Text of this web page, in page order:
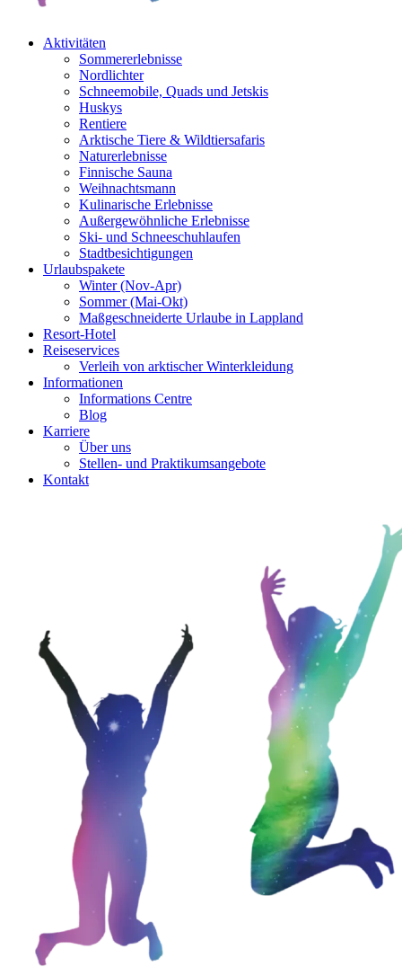
Aktivitäten
Sommererlebnisse
Nordlichter
Schneemobile, Quads und Jetskis
Huskys
Rentiere
Arktische Tiere & Wildtiersafaris
Naturerlebnisse
Finnische Sauna
Weihnachtsmann
Kulinarische Erlebnisse
Au­ßer­gewöhnliche Erlebnisse
Ski- und Schneeschuhlaufen
Stadtbesichtigungen
Urlaubspakete
Winter (Nov-Apr)
Sommer (Mai-Okt)
Maßgeschneiderte Urlaube in Lappland
Resort-Hotel
Reiseservices
Verleih von arktischer Winterkleidung
Informationen
Informations Centre
Blog
Karriere
Über uns
Stellen- und Praktikumsangebote
Kontakt